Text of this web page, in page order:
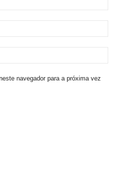
navegador para a próxima vez